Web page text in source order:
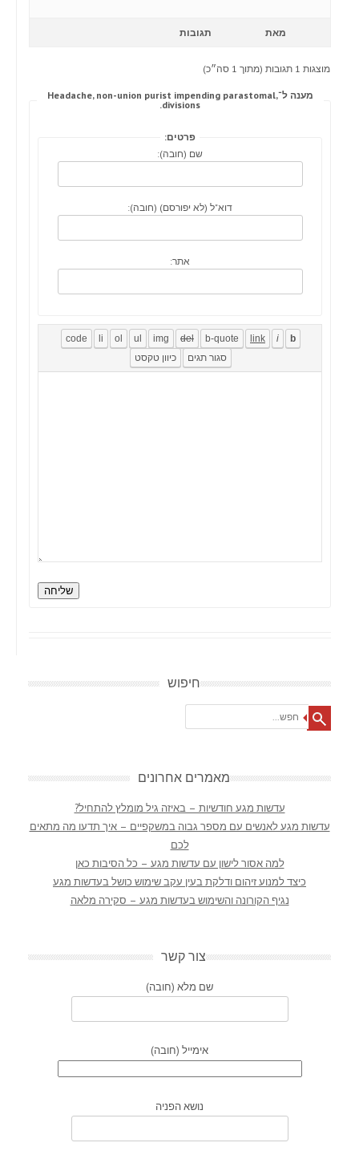
מאת תגובות
מוצגות 1 תגובות (מתוך 1 סה״כ)
מענה ל־Headache, non-union purist impending parastomal,
divisions.
פרטים:
שם (חובה):
דוא"ל (לא יפורסם) (חובה):
אתר:
שליחה
חיפוש
מאמרים אחרונים
עדשות מגע חודשיות – באיזה גיל מומלץ להתחיל?
עדשות מגע לאנשים עם מספר גבוה במשקפיים – איך תדעו מה מתאים
לכם
למה אסור לישון עם עדשות מגע – כל הסיבות כאן
כיצד למנוע זיהום ודלקת בעין עקב שימוש כושל בעדשות מגע
נגיף הקורונה והשימוש בעדשות מגע – סקירה מלאה
צור קשר
שם מלא (חובה)
אימייל (חובה)
נושא הפניה